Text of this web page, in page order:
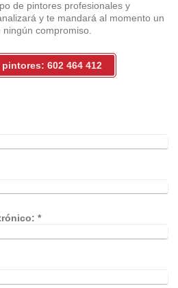
de pintores profesionales y
y te mandará al momento un
compromiso.
602 464 412
*